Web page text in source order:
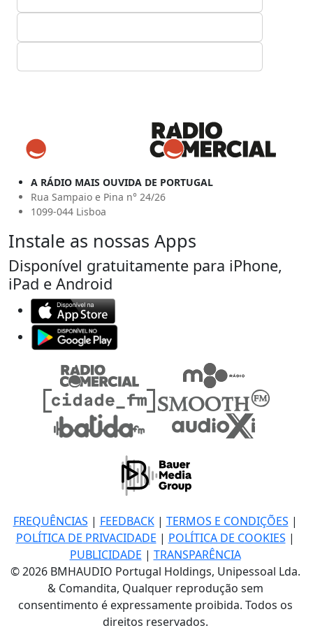
A RÁDIO MAIS OUVIDA DE PORTUGAL
Rua Sampaio e Pina n° 24/26
1099-044 Lisboa
Instale as nossas Apps
Disponível gratuitamente para iPhone,
iPad e Android
FREQUÊNCIAS | FEEDBACK| TERMOS E CONDIÇÕES |
POLÍTICA DE PRIVACIDADE | POLÍTICA DE COOKIES |
PUBLICIDADE | TRANSPARÊNCIA
© 2026 BMHAUDIO Portugal Holdings, Unipessoal Lda.
& Comandita, Qualquer reprodução sem
consentimento é expressamente proibida. Todos os
direitos reservados.